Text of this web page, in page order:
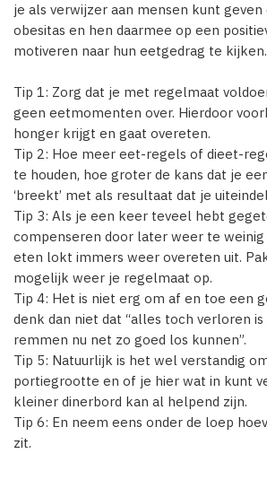
je als verwijzer aan mensen kunt geven
obesitas en hen daarmee op een
motiveren naar hun eetgedrag te kijken.
Tip 1: Zorg dat je met regelmaat
geen eetmomenten over. Hierdoor
honger krijgt en gaat overeten.
Tip 2: Hoe meer eet-regels of dieet-
te houden, hoe groter de kans dat je
‘breekt’ met als resultaat dat je
Tip 3: Als je een keer teveel hebt
compenseren door later weer te
eten lokt immers weer overeten uit.
mogelijk weer je regelmaat op.
Tip 4: Het is niet erg om af en toe een
denk dan niet dat “alles toch verloren
remmen nu net zo goed los kunnen”.
Tip 5: Natuurlijk is het wel verstandig
portiegrootte en of je hier wat in kunt
kleiner dinerbord kan al helpend zijn.
Tip 6: En neem eens onder de loep
zit.